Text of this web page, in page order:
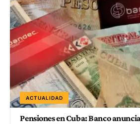
ACTUALIDAD
Pensiones en Cuba: Banco